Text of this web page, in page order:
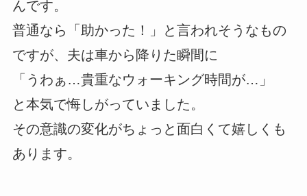
んです。
普通なら「助かった！」と言われそうなもの
ですが、夫は車から降りた瞬間に
「うわぁ…貴重なウォーキング時間が…」
と本気で悔しがっていました。
その意識の変化がちょっと面白くて嬉しくも
あります。